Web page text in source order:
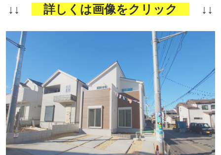
↓↓ 詳しくは画像をクリック ↓↓